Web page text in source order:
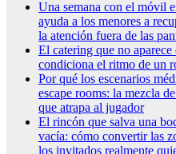
Una semana con el móvil
ayuda a los menores a
la atención fuera de las
El catering que no
condiciona el ritmo de un
Por qué los escenarios
escape rooms: la mezcla
que atrapa al jugador
El rincón que salva una
vacía: cómo convertir las
los invitados realmente